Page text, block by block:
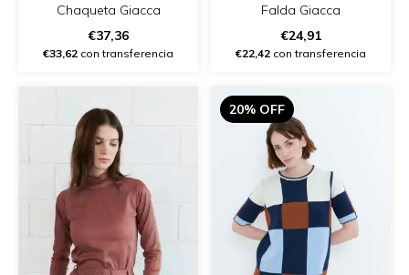
Chaqueta Giacca
€37,36
€33,62 con transferencia
Falda Giacca
€24,91
€22,42 con transferencia
20% OFF